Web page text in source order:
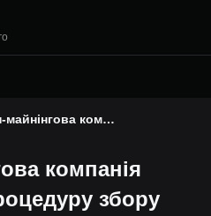
Біткойн-майнінгова компанія MARA ініціює процедуру збору згоди щодо облігацій Long Ridge на 600 мільйонів доларів для просування придбання активів
компанія
збору